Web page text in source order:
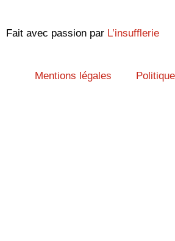
Fait avec passion par L’insufflerie
Mentions légales